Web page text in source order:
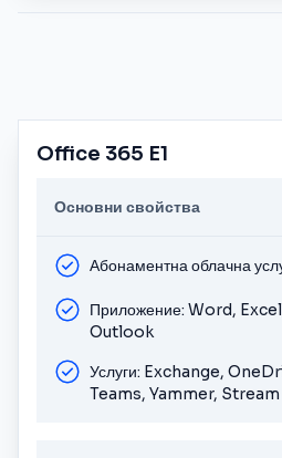
Office 365 E1
Основни свойства
Абонаментна облачна
Приложение: Word,
Outlook
Услуги: Exchange,
Teams, Yammer, Stream